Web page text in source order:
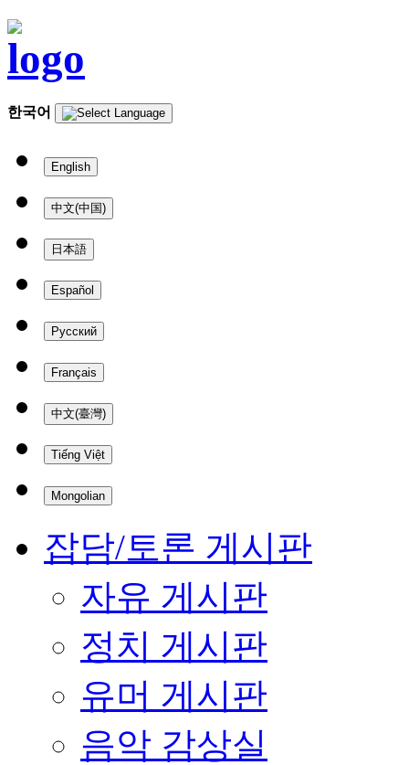
한국어
English
中文(中国)
日本語
Español
Русский
Français
中文(臺灣)
Tiếng Việt
Mongolian
잡담/토론 게시판
자유 게시판
정치 게시판
유머 게시판
음악 감상실